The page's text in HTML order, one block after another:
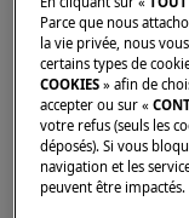
Pour rappel,
d’issues de
afin de
applicables
Depuis 2007,
Parce que nous
la vie privée, nous
certains types de
COOKIES » afin de
accepter ou sur «
votre refus (seuls les
déposés). Si vous
navigation et les
peuvent être impactés.